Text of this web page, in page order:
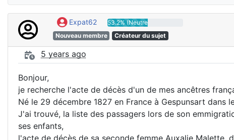
Expat62
53.2% (Neutre)
Nouveau membre
Créateur du sujet
5 years ago
Bonjour,
je recherche l'acte de décès d'un de mes ancêtres
Né le 29 décembre 1827 en France à Gespunsart dans
J'ai trouvé, la liste des passagers lors de son
ses enfants,
l'acte de décès de sa seconde femme Auxalie Malette,